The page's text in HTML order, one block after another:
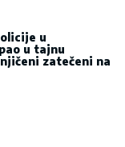
u
u tajnu
zatečeni na